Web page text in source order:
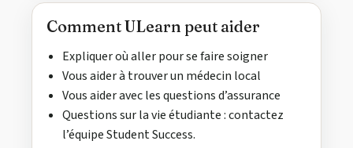
Comment ULearn peut aider
Expliquer où aller pour se faire soigner
Vous aider à trouver un médecin local
Vous aider avec les questions d’assurance
Questions sur la vie étudiante : contactez
l’équipe Student Success.